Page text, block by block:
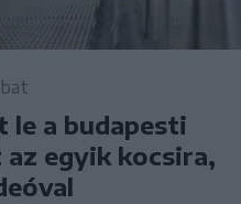
le a budapesti
egyik kocsira,